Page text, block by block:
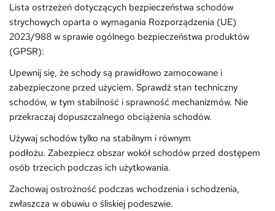
Lista ostrzeżeń dotyczących bezpieczeństwa schodów
strychowych oparta o wymagania Rozporządzenia (UE)
2023/988 w sprawie ogólnego bezpieczeństwa produktów
(GPSR):
Upewnij się, że schody są prawidłowo zamocowane i
zabezpieczone przed użyciem. Sprawdź stan techniczny
schodów, w tym stabilność i sprawność mechanizmów. Nie
przekraczaj dopuszczalnego obciążenia schodów.
Używaj schodów tylko na stabilnym i równym
podłożu. Zabezpiecz obszar wokół schodów przed dostępem
osób trzecich podczas ich użytkowania.
Zachowaj ostrożność podczas wchodzenia i schodzenia,
zwłaszcza w obuwiu o śliskiej podeszwie.